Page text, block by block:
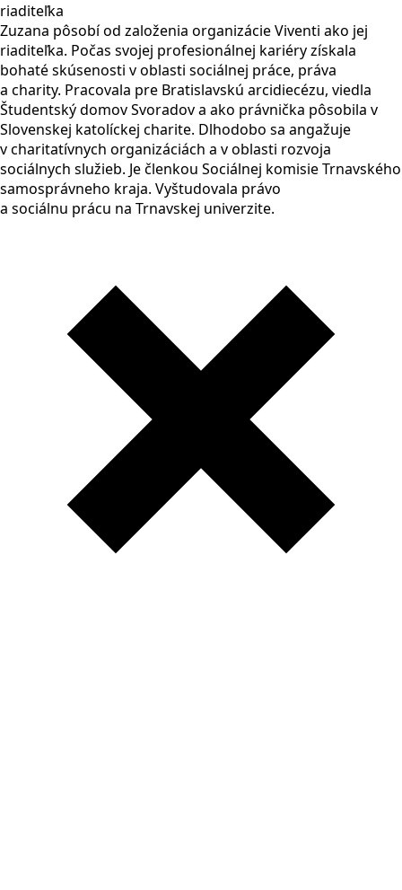
riaditeľka
Zuzana pôsobí od založenia organizácie Viventi ako jej
riaditeľka. Počas svojej profesionálnej kariéry získala
bohaté skúsenosti v oblasti sociálnej práce, práva
a charity. Pracovala pre Bratislavskú arcidiecézu, viedla
Študentský domov Svoradov a ako právnička pôsobila v
Slovenskej katolíckej charite. Dlhodobo sa angažuje
v charitatívnych organizáciách a v oblasti rozvoja
sociálnych služieb. Je členkou Sociálnej komisie Trnavského
samosprávneho kraja. Vyštudovala právo
a sociálnu prácu na Trnavskej univerzite.